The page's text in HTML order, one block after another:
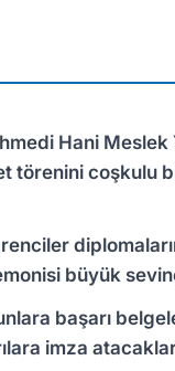
Hani
törenini coşkulu
büyük
başarı
imza